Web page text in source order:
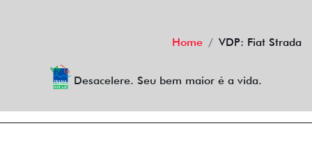
Home VDP: Fiat Strada
Desacelere. Seu bem maior é a vida.